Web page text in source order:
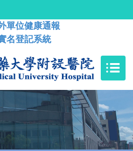
單位健康通報
名登記系統